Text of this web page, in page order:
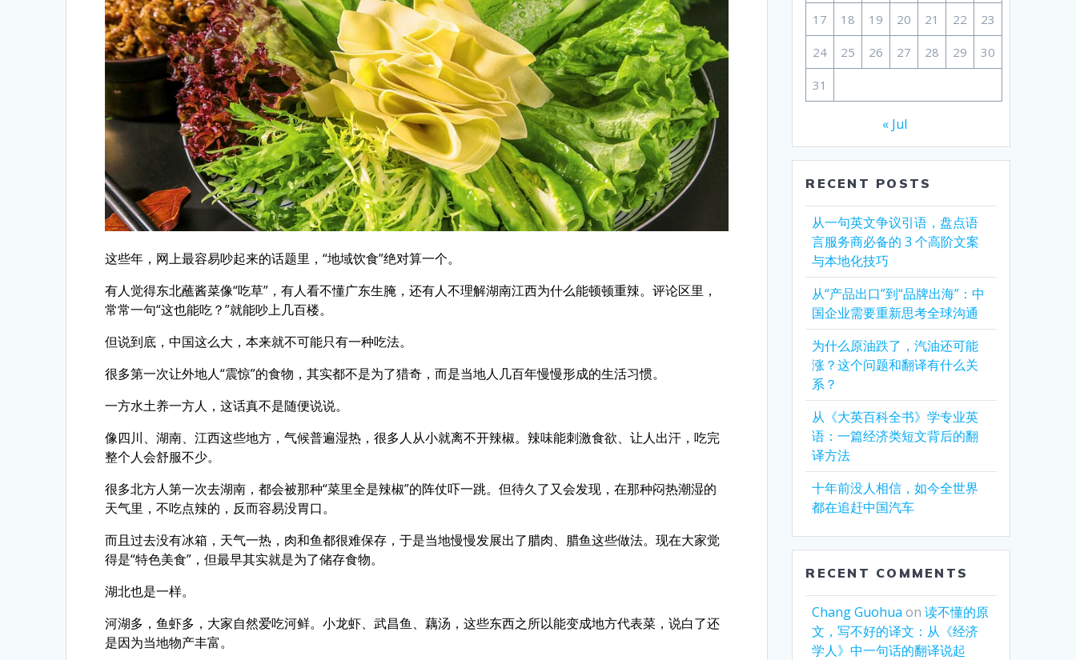
这些年，网上最容易吵起来的话题里，“地域饮食”绝对算一个。
有人觉得东北蘸酱菜像“吃草”，有人看不懂广东生腌，还有人不理解湖南江西为什么能顿顿重辣。评论区里，
常常一句“这也能吃？”就能吵上几百楼。
但说到底，中国这么大，本来就不可能只有一种吃法。
很多第一次让外地人“震惊”的食物，其实都不是为了猎奇，而是当地人几百年慢慢形成的生活习惯。
一方水土养一方人，这话真不是随便说说。
像四川、湖南、江西这些地方，气候普遍湿热，很多人从小就离不开辣椒。辣味能刺激食欲、让人出汗，吃完
整个人会舒服不少。
很多北方人第一次去湖南，都会被那种“菜里全是辣椒”的阵仗吓一跳。但待久了又会发现，在那种闷热潮湿的
天气里，不吃点辣的，反而容易没胃口。
而且过去没有冰箱，天气一热，肉和鱼都很难保存，于是当地慢慢发展出了腊肉、腊鱼这些做法。现在大家觉
得是“特色美食”，但最早其实就是为了储存食物。
湖北也是一样。
河湖多，鱼虾多，大家自然爱吃河鲜。小龙虾、武昌鱼、藕汤，这些东西之所以能变成地方代表菜，说白了还
是因为当地物产丰富。
17 18 19 20 21 22 23
24 25 26 27 28 29 30
31
« Jul
RECENT POSTS
从一句英文争议引语，盘点语
言服务商必备的 3 个高阶文案
与本地化技巧
从“产品出口”到“品牌出海”：中
国企业需要重新思考全球沟通
为什么原油跌了，汽油还可能
涨？这个问题和翻译有什么关
系？
从《大英百科全书》学专业英
语：一篇经济类短文背后的翻
译方法
十年前没人相信，如今全世界
都在追赶中国汽车
RECENT COMMENTS
Chang Guohua on读不懂的原
文，写不好的译文：从《经济
学人》中一句话的翻译说起